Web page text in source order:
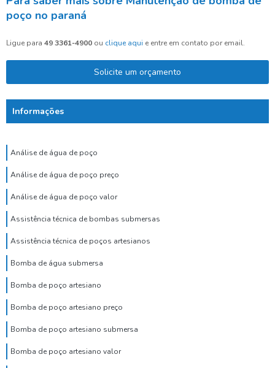
poço no paraná
Ligue para 49 3361-4900 ou clique aqui e entre em contato por email.
Solicite um orçamento
Informações
Análise de água de poço
Análise de água de poço preço
Análise de água de poço valor
Assistência técnica de bombas submersas
Assistência técnica de poços artesianos
Bomba de água submersa
Bomba de poço artesiano
Bomba de poço artesiano preço
Bomba de poço artesiano submersa
Bomba de poço artesiano valor